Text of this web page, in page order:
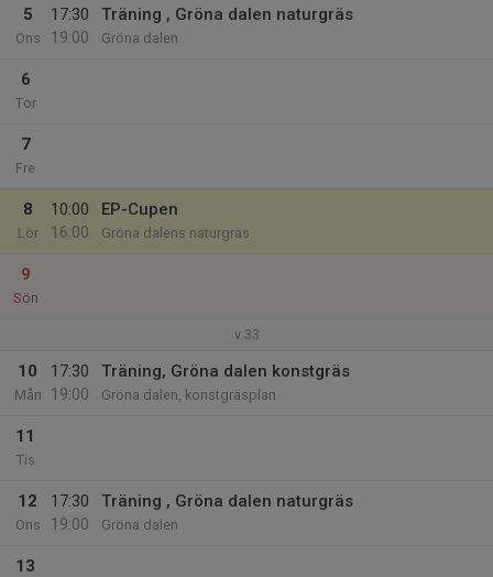
5
Ons
17:30
19:00
Träning , Gröna dalen naturgräs
Gröna dalen
6
Tor
7
Fre
8
Lör
10:00
16:00
EP-Cupen
Gröna dalens naturgräs
9
Sön
v.33
10
Mån
17:30
19:00
Träning, Gröna dalen konstgräs
Gröna dalen, konstgräsplan
11
Tis
12
Ons
17:30
19:00
Träning , Gröna dalen naturgräs
Gröna dalen
13